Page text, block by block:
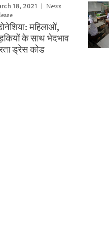
18, 2021
News
महिलाओं,
के साथ भेदभाव
ड्रेस कोड